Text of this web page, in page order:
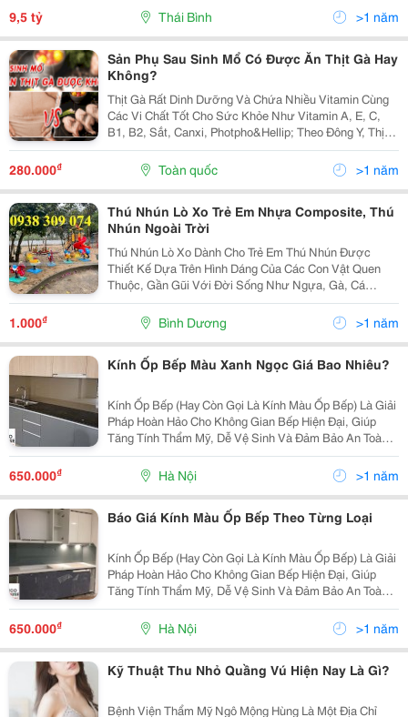
Xông Hơi... + Vị Trí Gần Kcn Nguyễn Đức...
9,5 tỷ Thái Bình >1 năm
Sản Phụ Sau Sinh Mổ Có Được Ăn Thịt Gà Hay
Không?
Thịt Gà Rất Dinh Dưỡng Và Chứa Nhiều Vitamin Cùng
Các Vi Chất Tốt Cho Sức Khỏe Như Vitamin A, E, C,
B1, B2, Sắt, Canxi, Photpho&Hellip; Theo Đông Y, Thịt
Gà Còn Gọi Là Kê Nhục, Mang Vị Ngọt, Tính Ấm, Sử
Dụng Tốt Cho Sản Phụ Sau Sinh Bị Đầy Bụng,...
280.000₫ Toàn quốc >1 năm
Thú Nhún Lò Xo Trẻ Em Nhựa Composite, Thú
Nhún Ngoài Trời
Thú Nhún Lò Xo Dành Cho Trẻ Em Thú Nhún Được
Thiết Kế Dựa Trên Hình Dáng Của Các Con Vật Quen
Thuộc, Gần Gũi Với Đời Sống Như Ngựa, Gà, Cá
Heo,&Hellip; Tạo Sự Vui Tươi, Mới Lạ, Kích Thích Tinh
Thần Học Hỏi Và Sự Hứng Thú Cho Các Bé, Giúp Các
Bé Được...
1.000₫ Bình Dương >1 năm
Kính Ốp Bếp Màu Xanh Ngọc Giá Bao Nhiêu?
Kính Ốp Bếp (Hay Còn Gọi Là Kính Màu Ốp Bếp) Là Giải
Pháp Hoàn Hảo Cho Không Gian Bếp Hiện Đại, Giúp
Tăng Tính Thẩm Mỹ, Dễ Vệ Sinh Và Đảm Bảo An Toàn
Khi Sử Dụng. Với Đa Dạng Màu Sắc, Kiểu Dáng Cùng
Độ Bền Cao, Kính Ốp Bếp Ngày Càng Được Ưa
Chuộng...
650.000₫ Hà Nội >1 năm
Báo Giá Kính Màu Ốp Bếp Theo Từng Loại
Kính Ốp Bếp (Hay Còn Gọi Là Kính Màu Ốp Bếp) Là Giải
Pháp Hoàn Hảo Cho Không Gian Bếp Hiện Đại, Giúp
Tăng Tính Thẩm Mỹ, Dễ Vệ Sinh Và Đảm Bảo An Toàn
Khi Sử Dụng. Với Đa Dạng Màu Sắc, Kiểu Dáng Cùng
Độ Bền Cao, Kính Ốp Bếp Ngày Càng Được Ưa
Chuộng...
650.000₫ Hà Nội >1 năm
Kỹ Thuật Thu Nhỏ Quầng Vú Hiện Nay Là Gì?
Bệnh Viện Thẩm Mỹ Ngô Mộng Hùng Là Một Địa Chỉ